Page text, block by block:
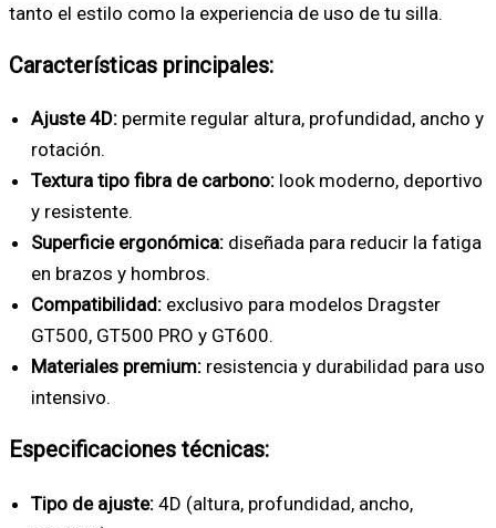
tanto el estilo como la experiencia de uso de tu silla.
Características principales:
Ajuste 4D: permite regular altura, profundidad, ancho y
rotación.
Textura tipo fibra de carbono: look moderno, deportivo
y resistente.
Superficie ergonómica: diseñada para reducir la fatiga
en brazos y hombros.
Compatibilidad: exclusivo para modelos Dragster
GT500, GT500 PRO y GT600.
Materiales premium: resistencia y durabilidad para uso
intensivo.
Especificaciones técnicas:
Tipo de ajuste: 4D (altura, profundidad, ancho,